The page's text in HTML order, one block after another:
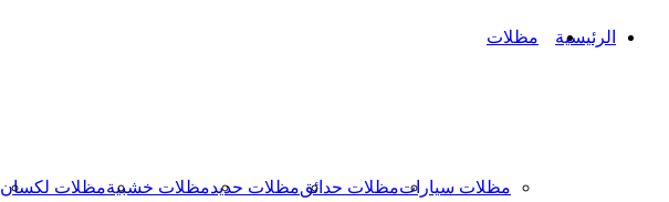
الرئيسية مظلات
مظلات سياراتمظلات حدائقمظلات حديدمظلات خشبيةمظلات لكسان